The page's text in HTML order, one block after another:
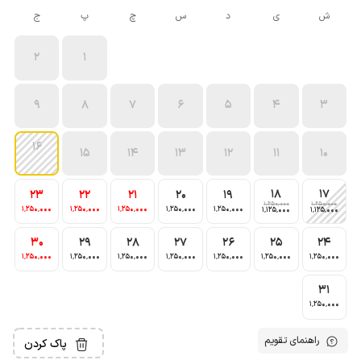
ش ی د س چ پ ج
1
2
3
4
5
6
7
8
9
10
11
12
13
14
15
16
17
1٬250٬000
1٬125٬000
18
1٬250٬000
1٬125٬000
19
1٬250٬000
20
1٬250٬000
21
1٬250٬000
22
1٬250٬000
23
1٬250٬000
24
1٬250٬000
25
1٬250٬000
26
1٬250٬000
27
1٬250٬000
28
1٬250٬000
29
1٬250٬000
30
1٬250٬000
31
1٬250٬000
راهنمای تقویم پاک کردن